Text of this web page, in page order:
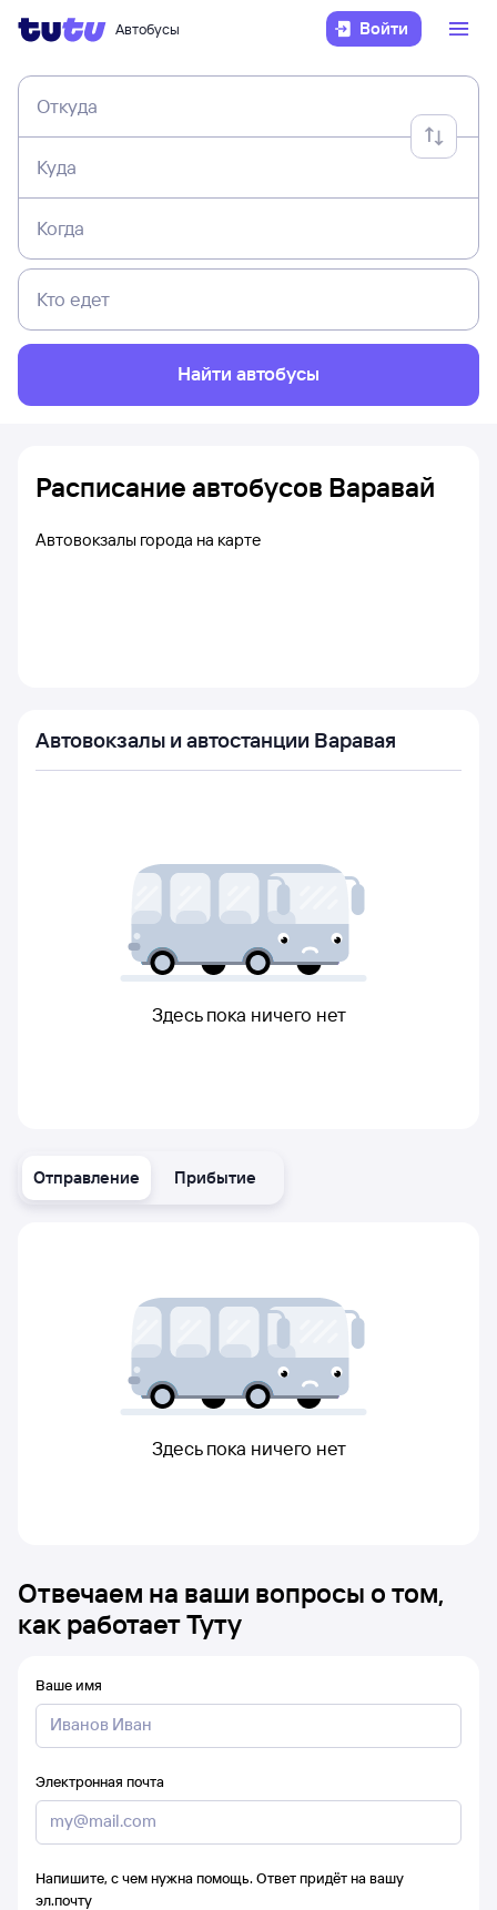
Автобусы Войти
Откуда
Куда
Когда
Кто едет
Найти автобусы
Отправление Прибытие
Здесь пока ничего нет
Отвечаем на ваши вопросы о том,
как работает Туту
Ваше имя
Электронная почта
Напишите, с чем нужна помощь. Ответ придёт на вашу
эл.почту
Расписание автобусов Варавай
Автовокзалы города на карте
Автовокзалы и автостанции Варавая
Здесь пока ничего нет